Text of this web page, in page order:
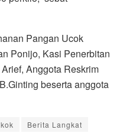
Pangan Ucok
Ponijo, Kasi Penerbitan
Anggota Reskrim
beserta anggota
Berita Langkat